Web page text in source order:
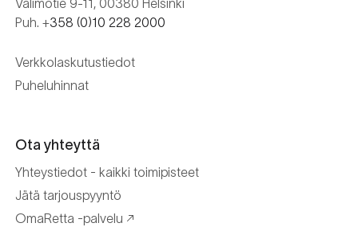
Valimotie 9-11, 00380 Helsinki
Puh. +358 (0)10 228 2000
Verkkolaskutustiedot
Puheluhinnat
Ota yhteyttä
Yhteystiedot - kaikki toimipisteet
Jätä tarjouspyyntö
OmaRetta -palvelu